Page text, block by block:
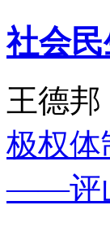
社会
王德邦
极权体
——评